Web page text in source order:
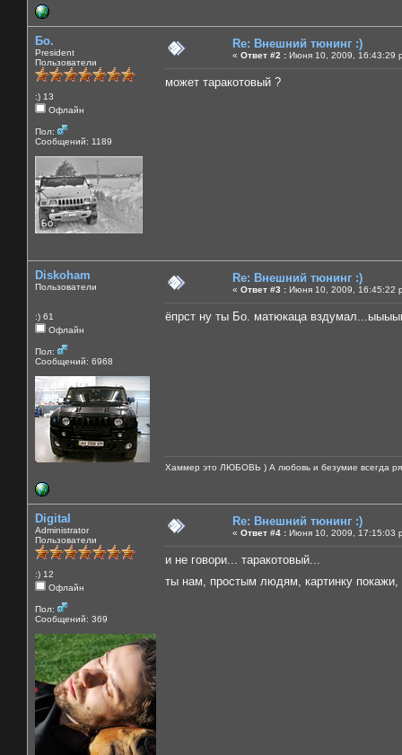
Бо.
President
Пользователи
:) 13
Офлайн
Пол:
Сообщений: 1189
Re: Внешний тюнинг :)
« Ответ #2 : Июня 10, 2009, 16:43:29
может таракотовый ?
Diskoham
Пользователи
:) 61
Офлайн
Пол:
Сообщений: 6968
Re: Внешний тюнинг :)
« Ответ #3 : Июня 10, 2009, 16:45:22
ёпрст ну ты Бо. матюкаца
Хаммер это ЛЮБОВЬ ) А любовь и безумие всегда
Digital
Administrator
Пользователи
:) 12
Офлайн
Пол:
Сообщений: 369
Re: Внешний тюнинг :)
« Ответ #4 : Июня 10, 2009, 17:15:03
и не говори... таракотовый...
ты нам, простым людям, картинку покажи,